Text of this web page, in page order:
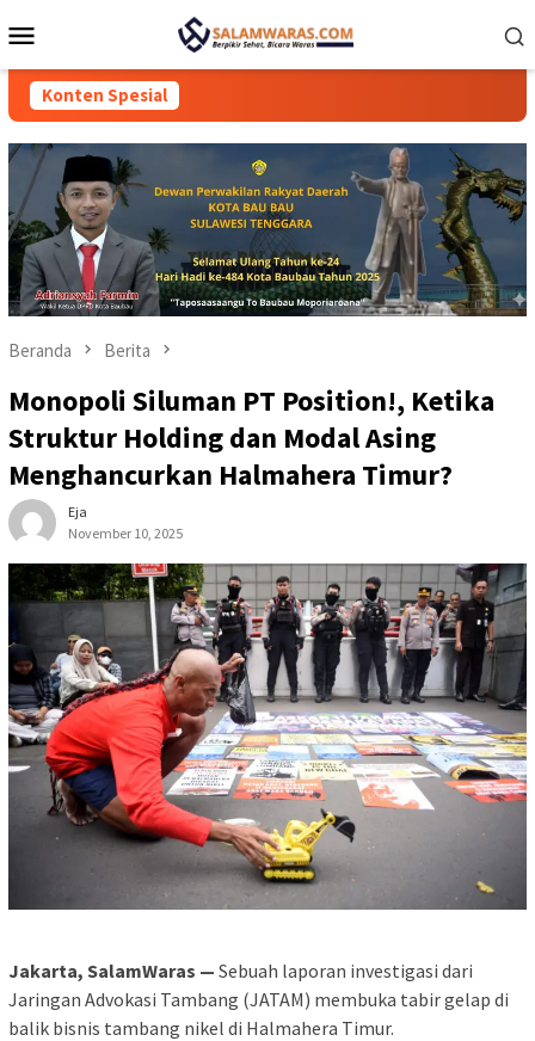
ke
Mobile
Konten Spesial
Beranda Berita
Monopoli Siluman PT Position!, Ketika
Struktur Holding dan Modal Asing
Menghancurkan Halmahera Timur?
Eja
November 10, 2025
Jakarta, SalamWaras — Sebuah laporan investigasi dari
Jaringan Advokasi Tambang (JATAM) membuka tabir gelap di
balik bisnis tambang nikel di Halmahera Timur.